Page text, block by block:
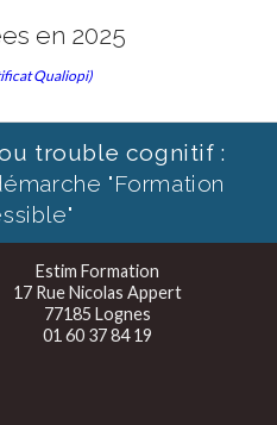
en 2025
Qualiopi)
trouble cognitif :
"Formation
Estim Formation
17 Rue Nicolas Appert
77185 Lognes
01 60 37 84 19